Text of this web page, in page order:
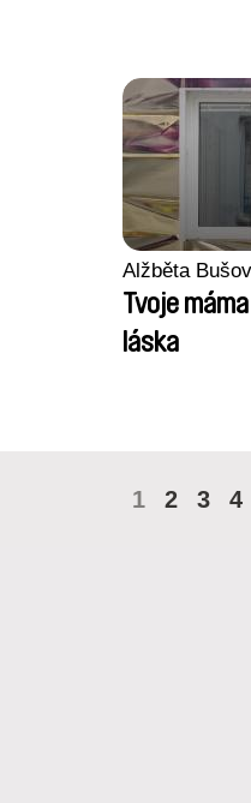
Alžběta
Tvoje
láska
1 2 3 4